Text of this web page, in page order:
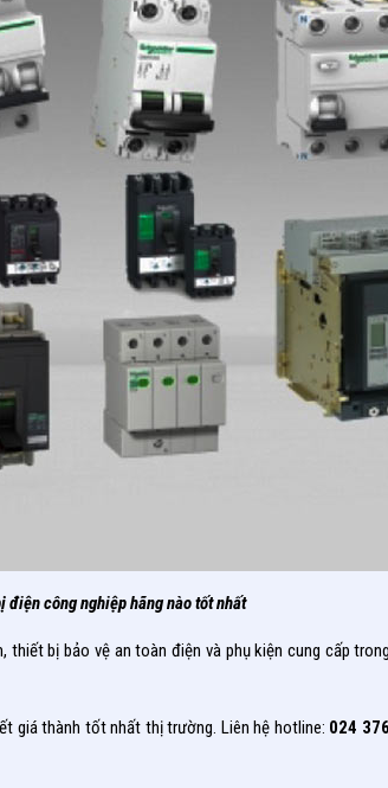
điện công nghiệp hãng nào tốt nhất
bị bảo vệ an toàn điện và phụ kiện cung cấp
giá thành tốt nhất thị trường. Liên hệ hotline: 024